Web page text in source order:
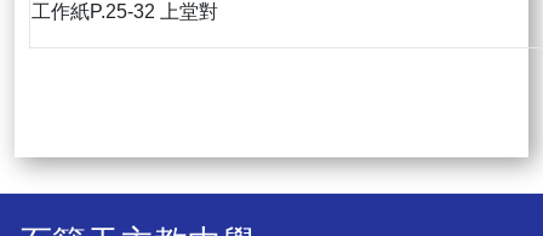
工作紙P.25-32 上堂對